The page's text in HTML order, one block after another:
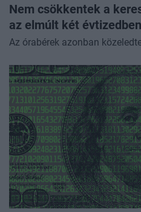
Nem csökkentek a
az elmúlt két
Az órabérek azonban